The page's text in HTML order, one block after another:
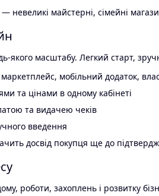
невеликі майстерні, сімейні
якого масштабу. Легкий старт,
мобільний додаток,
та цінами в одному кабінеті
та видачею чеків
введення
досвід покупця ще до
роботи, захоплень і розвитку